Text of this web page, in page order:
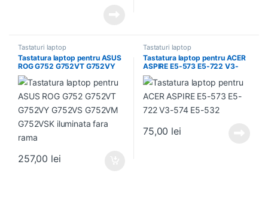
Tastaturi laptop
Tastatura laptop pentru ASUS
ROG G752 G752VT G752VY
G752VS G752VM G752VSK
iluminata fara rama
257,00 lei
Tastaturi laptop
Tastatura laptop pentru ACER
ASPIRE E5-573 E5-722 V3-
574 E5-532
75,00 lei